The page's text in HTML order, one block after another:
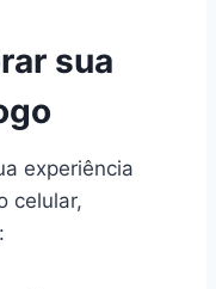
sua
experiência
celular,